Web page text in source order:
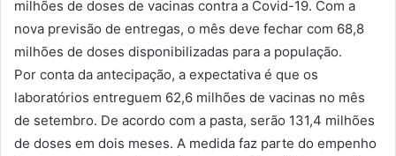
milhões de doses de vacinas contra a Covid-19. Com a
nova previsão de entregas, o mês deve fechar com 68,8
milhões de doses disponibilizadas para a população.
Por conta da antecipação, a expectativa é que os
laboratórios entreguem 62,6 milhões de vacinas no mês
de setembro. De acordo com a pasta, serão 131,4 milhões
de doses em dois meses. A medida faz parte do empenho